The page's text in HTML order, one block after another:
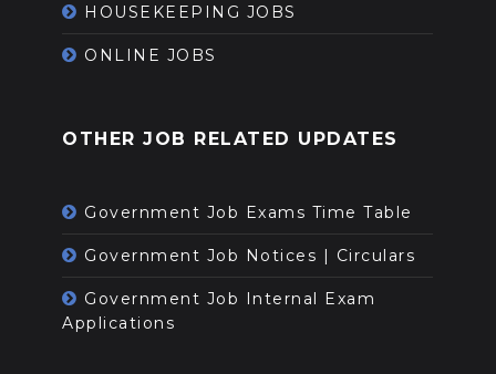
HOUSEKEEPING JOBS
ONLINE JOBS
OTHER JOB RELATED UPDATES
Government Job Exams Time Table
Government Job Notices | Circulars
Government Job Internal Exam
Applications